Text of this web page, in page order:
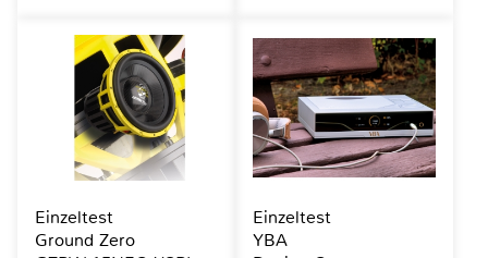
Einzeltest
Ground Zero
Einzeltest
YBA